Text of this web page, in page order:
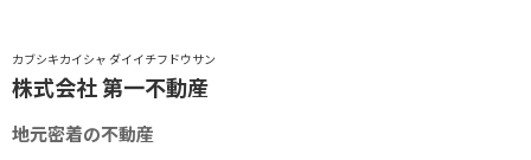
カブシキカイシャ ダイイチフドウサン
株式会社 第一不動産
地元密着の不動産